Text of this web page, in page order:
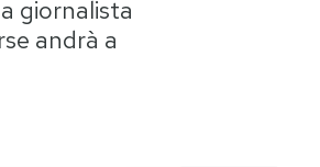
giornalista
andrà a